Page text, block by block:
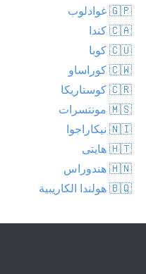
🇬🇵 غوادلوب
🇨🇦 كندا
🇨🇺 كوبا
🇨🇼 كوراساو
🇨🇷 كوستاريكا
🇲🇸 مونتسرات
🇳🇮 نيكاراجوا
🇭🇹 هايتى
🇭🇳 هندوراس
🇧🇶 هولندا الكاريبية